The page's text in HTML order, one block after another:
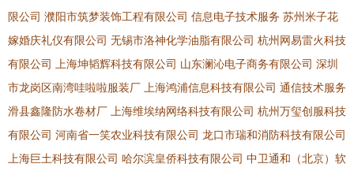
限公司 濮阳市筑梦装饰工程有限公司 信息电子技术服务 苏州米子花
嫁婚庆礼仪有限公司 无锡市洛神化学油脂有限公司 杭州网易雷火科技
有限公司
上海坤韬辉科技有限公司 山东澜沁电子商务有限公司 深圳
市龙岗区南湾哇啦啦服装厂
上海鸿浦信息科技有限公司 通信技术服务
滑县鑫隆防水卷材厂
上海维埃纳网络科技有限公司 杭州万玺创服科技
有限公司 河南省一笑农业科技有限公司 龙口市瑞和消防科技有限公司
上海巨土科技有限公司 哈尔滨皇侨科技有限公司 中卫通和（北京）软